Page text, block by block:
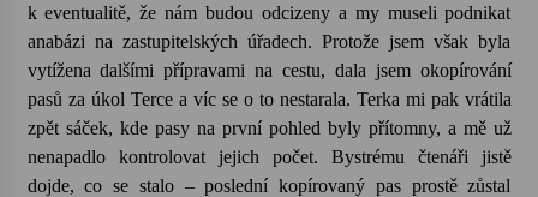
k eventualitě, že nám budou odcizeny a my museli podnikat
anabázi na zastupitelských úřadech. Protože jsem však byla
vytížena dalšími přípravami na cestu, dala jsem okopírování
pasů za úkol Terce a víc se o to nestarala. Terka mi pak vrátila
zpět sáček, kde pasy na první pohled byly přítomny, a mě už
nenapadlo kontrolovat jejich počet. Bystrému čtenáři jistě
dojde, co se stalo – poslední kopírovaný pas prostě zůstal